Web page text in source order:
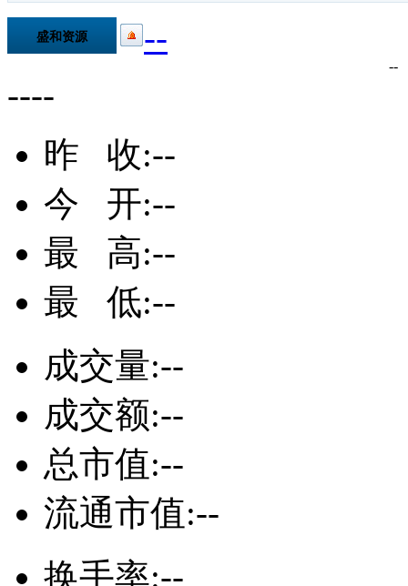
盛和资源 --
--
----
昨 收:--
今 开:--
最 高:--
最 低:--
成交量:--
成交额:--
总市值:--
流通市值:--
换手率:--